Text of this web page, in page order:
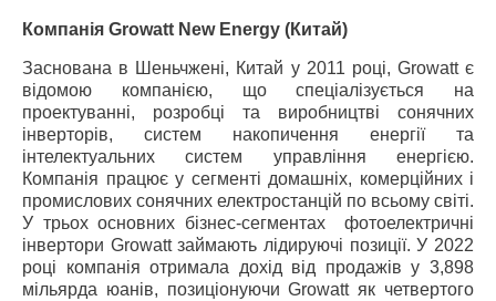
Компанія Growatt New Energy (Китай)
Заснована в Шеньчжені, Китай у 2011 році, Growatt є
відомою компанією, що спеціалізується на
проектуванні, розробці та виробництві сонячних
інверторів, систем накопичення енергії та
інтелектуальних систем управління енергією.
Компанія працює у сегменті домашніх, комерційних і
промислових сонячних електростанцій по всьому світі.
У трьох основних бізнес-сегментах
фотоелектричні
інвертори Growatt займають лідируючі позиції. У 2022
році компанія отримала дохід від продажів у 3,898
мільярда юанів, позиціонуючи Growatt як четвертого